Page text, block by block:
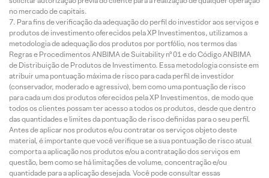
no mercado de capitais.
Para fins de verificação da adequação do perfil do investidor aos serviços e
produtos de investimento oferecidos pela XP Investimentos, utilizamos a
metodologia de adequação dos produtos por portfólio, nos termos das
Regras e Procedimentos ANBIMA de Suitability nº 01 e do Código ANBIMA
de Distribuição de Produtos de Investimento. Essa metodologia consiste em
atribuir uma pontuação máxima de risco para cada perfil de investidor
(conservador, moderado e agressivo), bem como uma pontuação de risco
para cada um dos produtos oferecidos pela XP Investimentos, de modo que
todos os clientes possam ter acesso a todos os produtos, desde que dentro
das quantidades e limites da pontuação de risco definidas para o seu perfil.
Antes de aplicar nos produtos e/ou contratar os serviços objeto deste
material, é importante que você verifique se a sua pontuação de risco atual
comporta a aplicação nos produtos e/ou a contratação dos serviços em
questão, bem como se há limitações de volume, concentração e/ou
quantidade para a aplicação desejada. Você pode consultar essas